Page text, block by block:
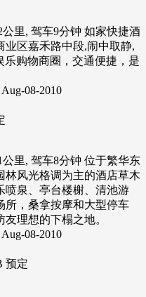
里, 驾车9分钟 如家快捷酒
业区嘉禾路中段,闹中取静,
购物商圈，交通便捷，是
08-2010
里, 驾车8分钟 位于繁华东
林风光格调为主的酒店草木
喷泉、亭台楼榭、清池游
所，桑拿按摩和大型停车
理想的下榻之地。
08-2010
预定